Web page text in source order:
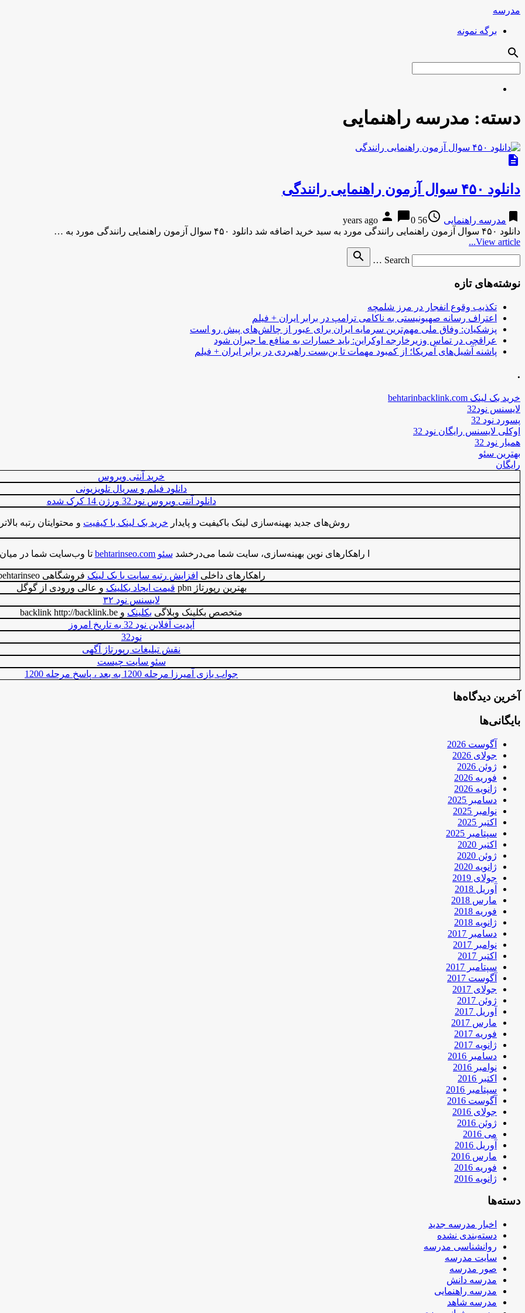
مدرسه
برگه نمونه
search
دسته: مدرسه راهنمایی
description
دانلود ۴۵۰ سوال آزمون راهنمایی رانندگی
bookmark مدرسه راهنمایی access_time
56 years ago
person chat_bubble0
دانلود ۴۵۰ سوال آزمون راهنمایی رانندگی مورد به سبد خرید اضافه شد دانلود ۴۵۰ سوال آزمون راهنمایی رانندگی مورد به …
View article...
Search …
search
نوشته‌های تازه
تکذیب وقوع انفجار در مرز شلمچه
اعتراف رسانه صهیونیستی به ناکامی ترامپ در برابر ایران + فیلم
پزشکیان: وفاق ملی مهم‌ترین سرمایه ایران برای عبور از چالش‌های پیش رو است
عراقچی در تماس وزیرخارجه اوکراین: باید خسارات به منافع ما جبران شود
پاشنه آشیل‌های آمریکا؛ از کمبود مهمات تا بن‌بست راهبردی در برابر ایران + فیلم
.
خرید بک لینک behtarinbacklink.com
لایسنس نود32
پسورد نود 32
اوکلی لایسنس رایگان نود 32
همیار نود 32
بهترین سئو
رایگان
خرید آنتی ویروس
دانلود فیلم و سریال تلویزیونی
دانلود آنتی ویروس نود 32 ورژن 14 کرک شده
روش‌های جدید بهینه‌سازی لینک باکیفیت و پایدار خرید بک لینک با کیفیت و محتوایتان رتبه
ا راهکارهای نوین بهینه‌سازی، سایت شما می‌درخشد سئو behtarinseo.com تا وب‌سایت شما در میان
راهکارهای داخلی افزایش رتبه سایت با بک لینک فروشگاهی behtarinseo
بهترین رپورتاژ pbn
قیمت ایجاد بکلینک و عالی ورودی از گوگل
لایسنس نود ۳۲
متخصص بکلینک وبلاگی بکلینک و backlink http://backlink.be
آپدیت آفلاین نود 32 به تاریخ امروز
نود32
نقش تبلیغات رپورتاژ آگهی
سئو سایت چیست
جواب بازی آمیرزا مرحله 1200 به بعد ، پاسخ مرحله 1200
آخرین دیدگاه‌ها
بایگانی‌ها
آگوست 2026
جولای 2026
ژوئن 2026
فوریه 2026
ژانویه 2026
دسامبر 2025
نوامبر 2025
اکتبر 2025
سپتامبر 2025
اکتبر 2020
ژوئن 2020
ژانویه 2020
جولای 2019
آوریل 2018
مارس 2018
فوریه 2018
ژانویه 2018
دسامبر 2017
نوامبر 2017
اکتبر 2017
سپتامبر 2017
آگوست 2017
جولای 2017
ژوئن 2017
آوریل 2017
مارس 2017
فوریه 2017
ژانویه 2017
دسامبر 2016
نوامبر 2016
اکتبر 2016
سپتامبر 2016
آگوست 2016
جولای 2016
ژوئن 2016
می 2016
آوریل 2016
مارس 2016
فوریه 2016
ژانویه 2016
دسته‌ها
اخبار مدرسه جدید
دسته‌بندی نشده
روانشناسی مدرسه
سایت مدرسه
صور مدرسه
مدرسه دانش
مدرسه راهنمایی
مدرسه شاهد